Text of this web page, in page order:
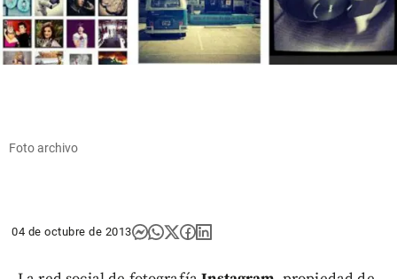
Foto archivo
04 de octubre de 2013